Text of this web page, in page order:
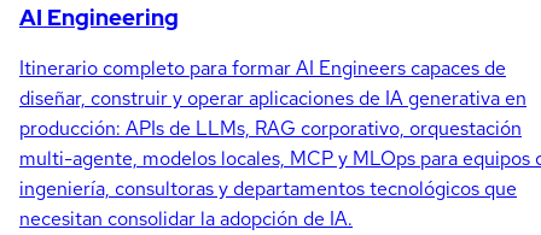
AI Engineering
Itinerario completo para formar AI Engineers capaces de
diseñar, construir y operar aplicaciones de IA generativa en
producción: APIs de LLMs, RAG corporativo, orquestación
multi-agente, modelos locales, MCP y MLOps para equipos
ingeniería, consultoras y departamentos tecnológicos que
necesitan consolidar la adopción de IA.